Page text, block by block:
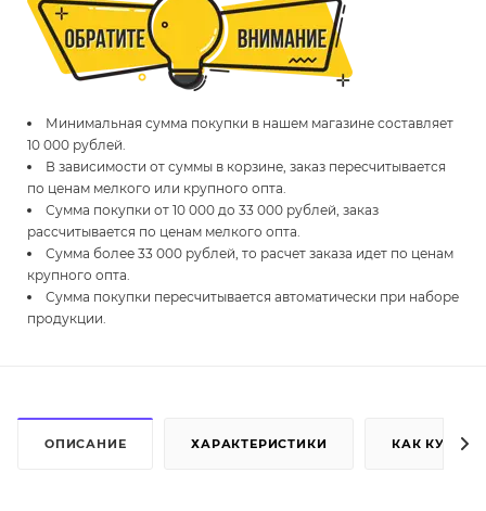
Минимальная сумма покупки в нашем магазине составляет
10 000 рублей.
В зависимости от суммы в корзине, заказ пересчитывается
по ценам мелкого или крупного опта.
Сумма покупки от 10 000 до 33 000 рублей, заказ
рассчитывается по ценам мелкого опта.
Сумма более 33 000 рублей, то расчет заказа идет по ценам
крупного опта.
Сумма покупки пересчитывается автоматически при наборе
продукции.
ОПИСАНИЕ ХАРАКТЕРИСТИКИ КАК КУПИТЬ